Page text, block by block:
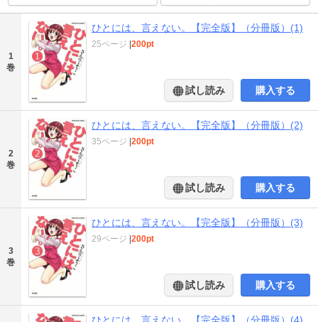
1
巻
ひとには、言えない。【完全版】（分冊版）(1)
25ページ |200pt
試し読み 購入する
2
巻
ひとには、言えない。【完全版】（分冊版）(2)
35ページ |200pt
試し読み 購入する
3
巻
ひとには、言えない。【完全版】（分冊版）(3)
29ページ |200pt
試し読み 購入する
ひとには、言えない。【完全版】（分冊版）(4)